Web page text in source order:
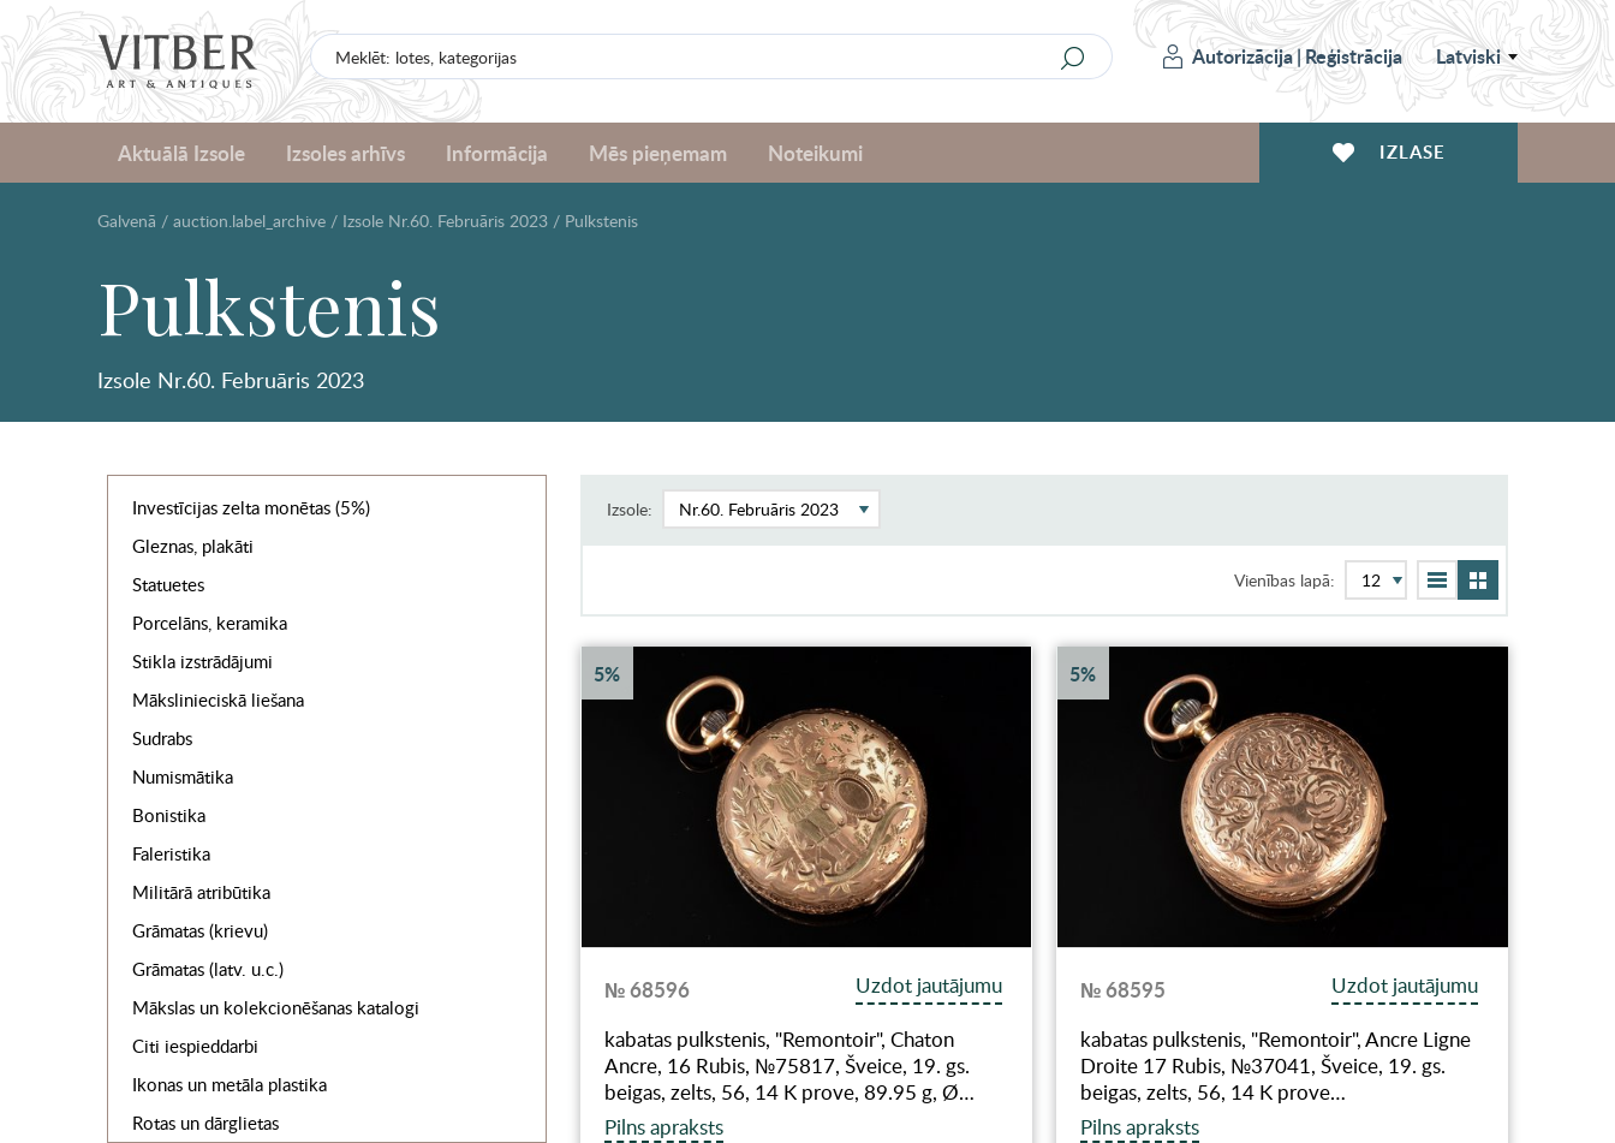
Autorizācija|Reģistrācija Latviski
Aktuālā Izsole Izsoles arhīvs Informācija Mēs pieņemam Noteikumi IZLASE
Galvenā / auction.label_archive / Izsole Nr.60. Februāris 2023 / Pulkstenis
Pulkstenis
Izsole Nr.60. Februāris 2023
Investīcijas zelta monētas (5%)
Gleznas, plakāti
Statuetes
Porcelāns, keramika
Stikla izstrādājumi
Mākslinieciskā liešana
Sudrabs
Numismātika
Bonistika
Faleristika
Militārā atribūtika
Grāmatas (krievu)
Grāmatas (latv. u.c.)
Mākslas un kolekcionēšanas katalogi
Citi iespieddarbi
Ikonas un metāla plastika
Rotas un dārglietas
Izsole:
Vienības lapā:
5%
№ 68596
Uzdot jautājumu
kabatas pulkstenis, "Remontoir", Chaton
Ancre, 16 Rubis, №75817, Šveice, 19. gs.
beigas, zelts, 56, 14 K prove, 89.95 g, Ø…
Pilns apraksts
5%
№ 68595
Uzdot jautājumu
kabatas pulkstenis, "Remontoir", Ancre Ligne
Droite 17 Rubis, №37041, Šveice, 19. gs.
beigas, zelts, 56, 14 K prove…
Pilns apraksts